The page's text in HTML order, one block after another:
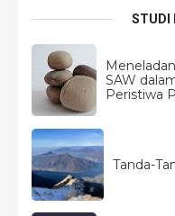
STUDI
SAW
Peristiwa
Tanda-